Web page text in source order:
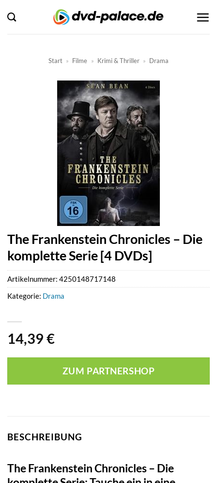
Inhalt
springen
Start » Filme » Krimi & Thriller » Drama
The Frankenstein Chronicles – Die
komplette Serie [4 DVDs]
14,39 €
ZUM PARTNERSHOP
Artikelnummer: 4250148717148
Kategorie: Drama
BESCHREIBUNG
The Frankenstein Chronicles – Die